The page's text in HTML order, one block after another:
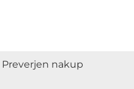
Preverjen nakup